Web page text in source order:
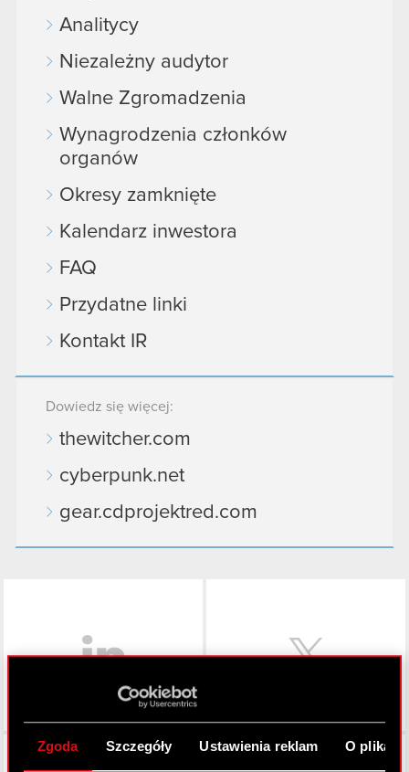
Zgoda Szczegóły Ustawienia reklam O
Analitycy
Niezależny audytor
Walne Zgromadzenia
Wynagrodzenia członków
organów
Okresy zamknięte
Kalendarz inwestora
FAQ
Przydatne linki
Kontakt IR
Dowiedz się więcej:
thewitcher.com
cyberpunk.net
gear.cdprojektred.com
Facebook